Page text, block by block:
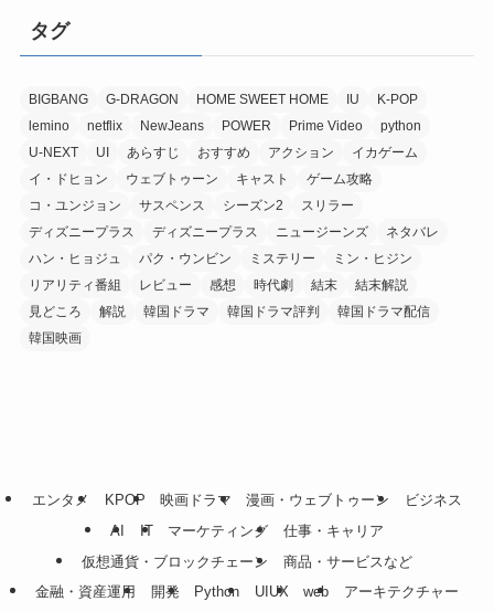
タグ
BIGBANG G-DRAGON HOME SWEET HOME IU
K-POP
lemino
netflix NewJeans POWER Prime Video
python
U-NEXT
UI あらすじ おすすめ アクション
イカゲーム
イ・ドヒョン
ウェブトゥーン キャスト
ゲーム攻略
コ・ユンジョン
サスペンス シーズン2
スリラー
ディズニープラス
ディズニープラス ニュージーンズ
ネタバレ
ハン・ヒョジュ
パク・ウンビン ミステリー
ミン・ヒジン
リアリティ番組
レビュー 感想 時代劇 結末
結末解説
見どころ
解説 韓国ドラマ 韓国ドラマ評判
韓国ドラマ配信
韓国映画
エンタメ KPOP 映画ドラマ 漫画・ウェブトゥーン
ビジネス
AI
IT マーケティング
仕事・キャリア
仮想通貨・ブロックチェーン
商品・サービスなど
金融・資産運用
開発 Python UIUX web アーキテクチャー